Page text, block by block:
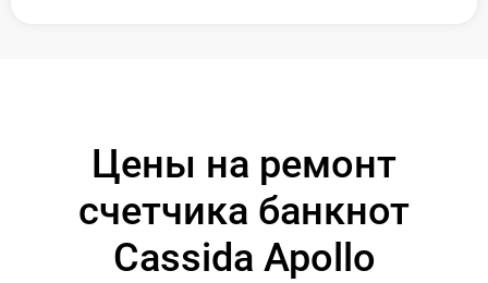
Цены на ремонт
счетчика банкнот
Cassida Apollo